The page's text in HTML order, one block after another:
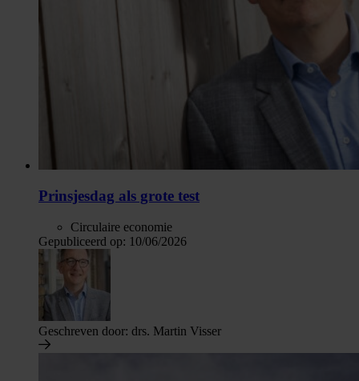
Prinsjesdag als grote test
Circulaire economie
Gepubliceerd op: 10/06/2026
Geschreven door: drs. Martin Visser